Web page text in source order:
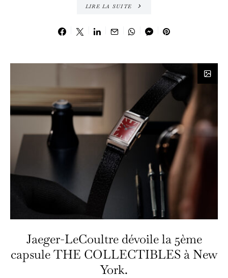
LIRE LA SUITE
Jaeger-LeCoultre dévoile la 5ème
capsule THE COLLECTIBLES à New
York.